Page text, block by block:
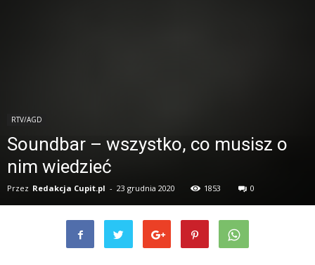
RTV/AGD
Soundbar – wszystko, co musisz o
nim wiedzieć
Przez Redakcja Cupit.pl - 23 grudnia 2020 1853 0